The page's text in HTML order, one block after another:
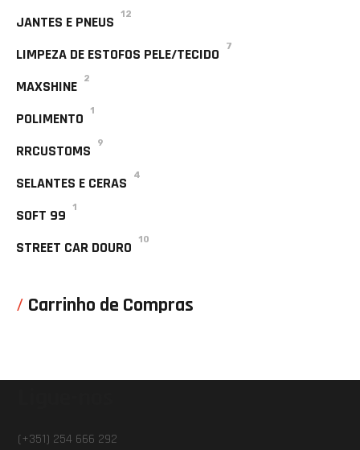
JANTES E PNEUS 12
LIMPEZA DE ESTOFOS PELE/TECIDO 7
MAXSHINE 2
POLIMENTO 1
RRCUSTOMS 9
SELANTES E CERAS 4
SOFT 99 1
STREET CAR DOURO 10
Carrinho de Compras
(+351) 254 666 292